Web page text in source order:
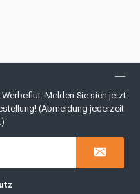
Melden Sie sich jetzt
(Abmeldung jederzeit